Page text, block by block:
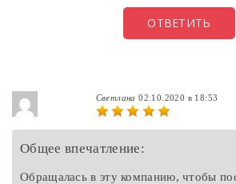
ОТВЕТИТЬ
Светлана02.10.2020 в 18:53
Общее впечатление:
Обращалась в эту компанию, чтобы